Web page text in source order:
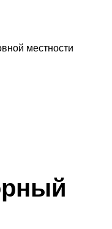
местности